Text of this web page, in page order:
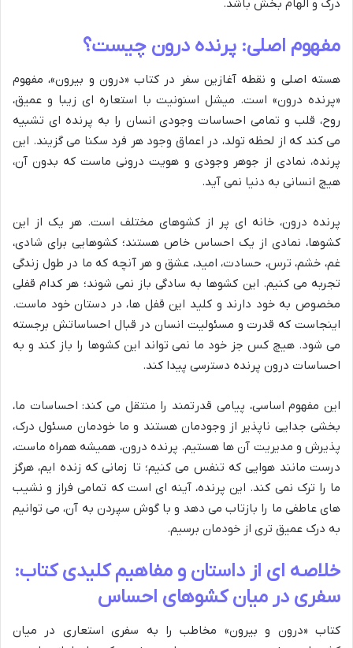
درک و الهام بخش باشد.
مفهوم اصلی: پرنده درون چیست؟
هسته اصلی و نقطه آغازین سفر در کتاب «درون و بیرون»، مفهوم
«پرنده درون» است. میشل اسنونیت با استعاره ای زیبا و عمیق،
روح، قلب و تمامی احساسات وجودی انسان را به پرنده ای تشبیه
می کند که از لحظه تولد، در اعماق وجود هر فرد سکنا می گزیند. این
پرنده، نمادی از جوهر وجودی و هویت درونی ماست که بدون آن،
هیچ انسانی به دنیا نمی آید.
پرنده درون، خانه ای پر از کشوهای مختلف است. هر یک از این
کشوها، نمادی از یک احساس خاص هستند؛ کشوهایی برای شادی،
غم، خشم، ترس، حسادت، امید، عشق و هر آنچه که ما در طول زندگی
تجربه می کنیم. این کشوها به سادگی باز نمی شوند؛ هر کدام قفلی
مخصوص به خود دارند و کلید این قفل ها، در دستان خود ماست.
اینجاست که قدرت و مسئولیت انسان در قبال احساساتش برجسته
می شود. هیچ کس جز خود ما نمی تواند این کشوها را باز کند و به
احساسات درون پرنده دسترسی پیدا کند.
این مفهوم اساسی، پیامی قدرتمند را منتقل می کند: احساسات ما،
بخشی جدایی ناپذیر از وجودمان هستند و ما خودمان مسئول درک،
پذیرش و مدیریت آن ها هستیم. پرنده درون، همیشه همراه ماست،
درست مانند هوایی که تنفس می کنیم؛ تا زمانی که زنده ایم، هرگز
ما را ترک نمی کند. این پرنده، آینه ای است که تمامی فراز و نشیب
های عاطفی ما را بازتاب می دهد و با گوش سپردن به آن، می توانیم
به درک عمیق تری از خودمان برسیم.
خلاصه ای از داستان و مفاهیم کلیدی کتاب:
سفری در میان کشوهای احساس
کتاب «درون و بیرون» مخاطب را به سفری استعاری در میان